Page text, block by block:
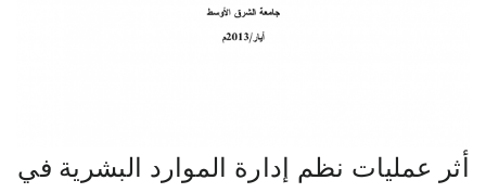
أثر عمليات نظم إدارة الموارد البشرية في